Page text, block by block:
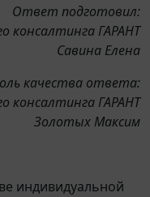
Ответ подготовил:
консалтинга ГАРАНТ
Савина Елена
качества ответа:
консалтинга ГАРАНТ
Золотых Максим
индивидуальной